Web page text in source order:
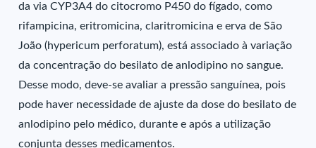
da via CYP3A4 do citocromo P450 do fígado, como
rifampicina, eritromicina, claritromicina e erva de São
João (hypericum perforatum), está associado à variação
da concentração do besilato de anlodipino no sangue.
Desse modo, deve-se avaliar a pressão sanguínea, pois
pode haver necessidade de ajuste da dose do besilato de
anlodipino pelo médico, durante e após a utilização
conjunta desses medicamentos.